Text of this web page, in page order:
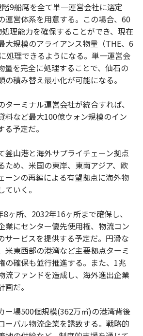
9船席を全て単一運営会社に選定
運営体系を用意する。この場合、60
理能力を確保することができ、現在
大規模のアライアンス物量（THE、6
処理できるようになる。単一運営会
量を完全に処理することで、仙石の
積み替え最小化が可能になる。
ターミナル運営会社が統合すれば、
料など最大100億ウォン規模のイン
予定だ。
釜山港と海外サプライチェーン拠点
ため、米国の東岸、東南アジア、欧
ーンの再編による有望拠点に海外物
ていく。
ヶ所、2032年16ヶ所まで確保し、
業にセンター優先使用権、物流コン
サービスを提供する予定だ。円滑な
米東西部の港湾など主要拠点ターミ
確保も並行推進する。また、1兆
流ファンドを造成し、海外進出企業
だ。
ー場500個規模(362万㎡)の港湾背後
ーバル物流企業を誘致する。戦略的